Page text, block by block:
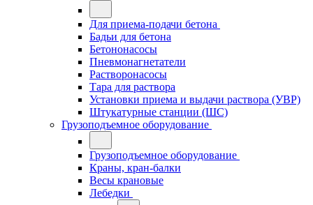
Для приема-подачи бетона
Бадьи для бетона
Бетононасосы
Пневмонагнетатели
Растворонасосы
Тара для раствора
Установки приема и выдачи раствора (УВР)
Штукатурные станции (ШС)
Грузоподъемное оборудование
Грузоподъемное оборудование
Краны, кран-балки
Весы крановые
Лебедки